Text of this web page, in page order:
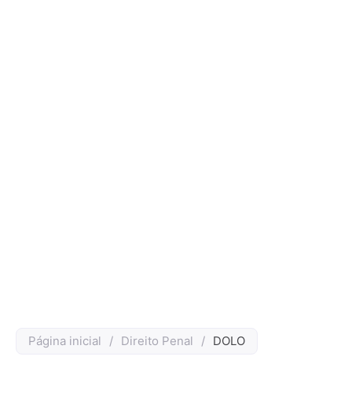
Página inicial / Direito Penal / DOLO